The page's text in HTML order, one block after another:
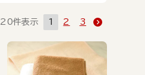
20件表示 1 2 3